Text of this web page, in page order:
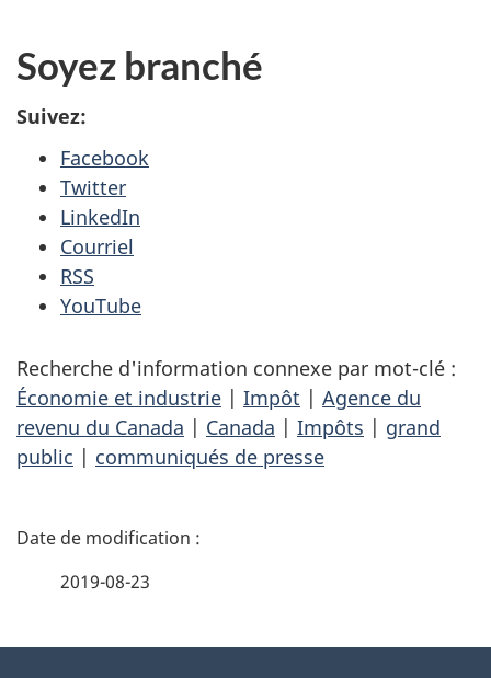
Soyez branché
Suivez:
Facebook
Twitter
LinkedIn
Courriel
RSS
YouTube
Recherche d'information connexe par mot-clé :
Économie et industrie | Impôt | Agence du
revenu du Canada | Canada | Impôts | grand
public | communiqués de presse
D
2019-08-23